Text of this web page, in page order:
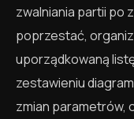
zwalniania partii po
poprzestać,
uporządkowaną
zestawieniu
zmian parametrów,